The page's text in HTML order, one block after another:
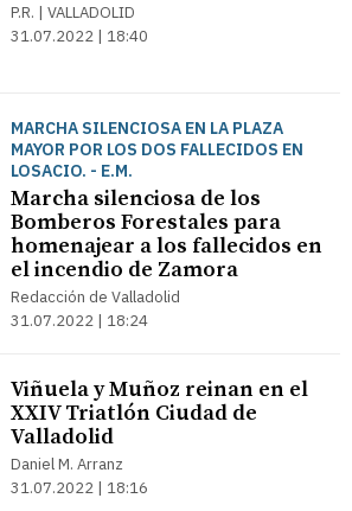
P.R. | VALLADOLID
31.07.2022 | 18:40
MARCHA SILENCIOSA EN LA PLAZA
MAYOR POR LOS DOS FALLECIDOS EN
LOSACIO. - E.M.
Marcha silenciosa de los
Bomberos Forestales para
homenajear a los fallecidos en
el incendio de Zamora
Redacción de Valladolid
31.07.2022 | 18:24
Viñuela y Muñoz reinan en el
XXIV Triatlón Ciudad de
Valladolid
Daniel M. Arranz
31.07.2022 | 18:16